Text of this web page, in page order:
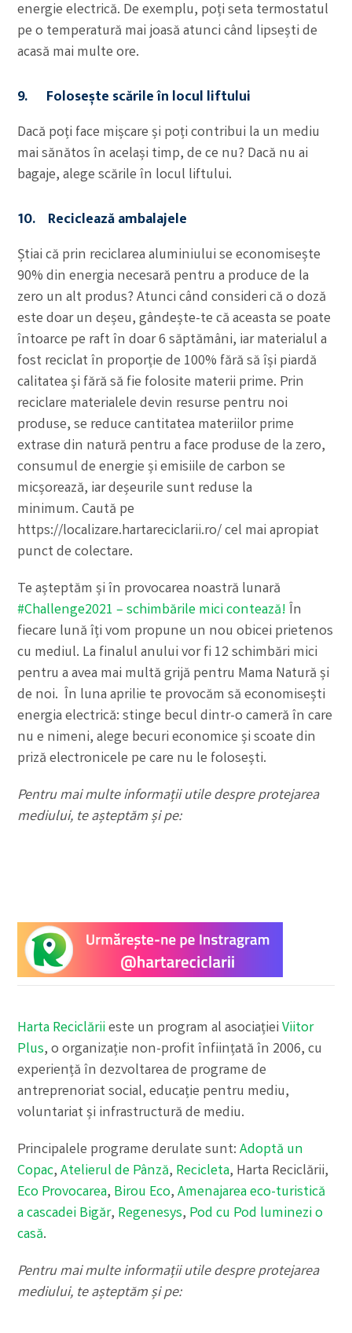
energie electrică. De exemplu, poți seta termostatul
pe o temperatură mai joasă atunci când lipsești de
acasă mai multe ore.
9. Folosește scările în locul liftului
Dacă poți face mișcare și poți contribui la un mediu
mai sănătos în același timp, de ce nu? Dacă nu ai
bagaje, alege scările în locul liftului.
10. Reciclează ambalajele
Știai că prin reciclarea aluminiului se economisește
90% din energia necesară pentru a produce de la
zero un alt produs? Atunci când consideri că o doză
este doar un deșeu, gândește-te că aceasta se poate
întoarce pe raft în doar 6 săptămâni, iar materialul a
fost reciclat în proporție de 100% fără să își piardă
calitatea și fără să fie folosite materii prime. Prin
reciclare materialele devin resurse pentru noi
produse, se reduce cantitatea materiilor prime
extrase din natură pentru a face produse de la zero,
consumul de energie și emisiile de carbon se
micșorează, iar deșeurile sunt reduse la
minimum. Caută pe
https://localizare.hartareciclarii.ro/ cel mai apropiat
punct de colectare.
Te așteptăm și în provocarea noastră lunară
#Challenge2021 – schimbările mici contează!În
fiecare lună îți vom propune un nou obicei prietenos
cu mediul. La finalul anului vor fi 12 schimbări mici
pentru a avea mai multă grijă pentru Mama Natură și
de noi. În luna aprilie te provocăm să economisești
energia electrică: stinge becul dintr-o cameră în care
nu e nimeni, alege becuri economice și scoate din
priză electronicele pe care nu le folosești.
Pentru mai multe informații utile despre protejarea
mediului, te așteptăm și pe:
Harta Reciclăriieste un program al asociațieiViitor
Plus, o organizație non-profit înființată în 2006, cu
experiență în dezvoltarea de programe de
antreprenoriat social, educație pentru mediu,
voluntariat și infrastructură de mediu.
Principalele programe derulate sunt:Adoptă un
Copac,Atelierul de Pânză, Recicleta, Harta Reciclării,
Eco Provocarea, Birou Eco,Amenajarea eco-turistică
a cascadei Bigăr, Regenesys, Pod cu Pod luminezi o
casă.
Pentru mai multe informații utile despre protejarea
mediului, te așteptăm și pe: